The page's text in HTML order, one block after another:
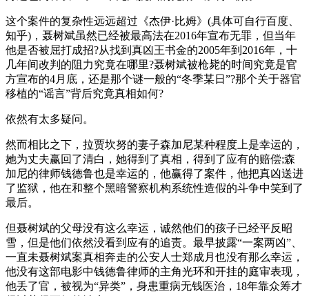
这个案件的复杂性远远超过《杰伊·比姆》(具体可自行百度、
知乎)，聂树斌虽然已经被最高法在2016年宣布无罪，但当年
他是否被屈打成招?从找到真凶王书金的2005年到2016年，十
几年间改判的阻力究竟在哪里?聂树斌被枪毙的时间究竟是官
方宣布的4月底，还是那个谜一般的“冬季某日”?那个关于器官
移植的“谣言”背后究竟真相如何?
依然有太多疑问。
然而相比之下，拉贾坎努的妻子森加尼某种程度上是幸运的，
她为丈夫赢回了清白，她得到了真相，得到了应有的赔偿;森
加尼的律师钱德鲁也是幸运的，他赢得了案件，他把真凶送进
了监狱，他在和整个黑暗警察机构系统性造假的斗争中笑到了
最后。
但聂树斌的父母没有这么幸运，诚然他们的孩子已经平反昭
雪，但是他们依然没看到应有的追责。最早披露“一案两凶”、
一直未聂树斌案真相奔走的公安人士郑成月也没有那么幸运，
他没有这部电影中钱德鲁律师的主角光环和开挂的庭审表现，
他丢了官，被视为“异类”，身患重病无钱医治，18年靠众筹才